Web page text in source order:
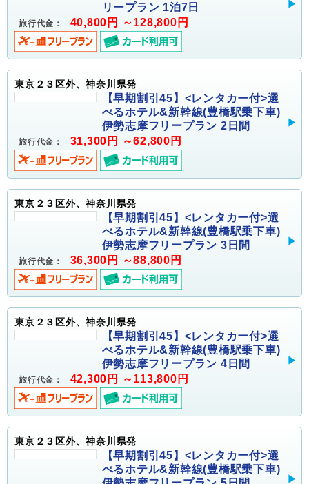
リープラン 1泊7日
旅行代金： 40,800円 ～128,800円
東京２３区外、神奈川県発
【早期割引45】<レンタカー付>選
べるホテル&新幹線(豊橋駅乗下車)
伊勢志摩フリープラン 2日間
旅行代金： 31,300円 ～62,800円
東京２３区外、神奈川県発
【早期割引45】<レンタカー付>選
べるホテル&新幹線(豊橋駅乗下車)
伊勢志摩フリープラン 3日間
旅行代金： 36,300円 ～88,800円
東京２３区外、神奈川県発
【早期割引45】<レンタカー付>選
べるホテル&新幹線(豊橋駅乗下車)
伊勢志摩フリープラン 4日間
旅行代金： 42,300円 ～113,800円
東京２３区外、神奈川県発
【早期割引45】<レンタカー付>選
べるホテル&新幹線(豊橋駅乗下車)